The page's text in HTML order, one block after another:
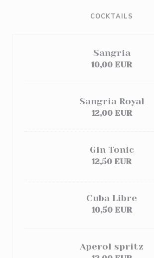
COCKTAILS
Sangria
10,00 EUR
Sangria Royal
12,00 EUR
Gin Tonic
12,50 EUR
Cuba Libre
10,50 EUR
Aperol spritz